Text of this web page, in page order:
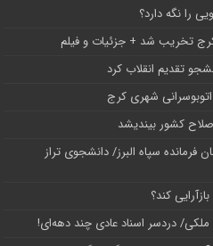
را نگه دارد؟
تخریب شد + جزئیات و فیلم
کشور بیندیشد
فرمانده سپاه البرز/ دانشجوی تراز
کند؟
دردسر اسناد عادی چند‌ دهه‌ای!